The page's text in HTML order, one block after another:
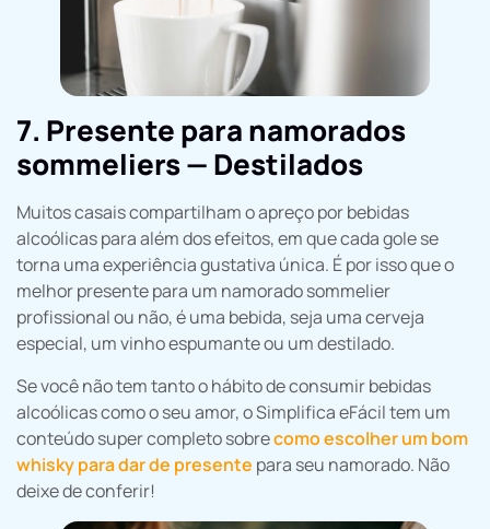
7. Presente para namorados
sommeliers — Destilados
Muitos casais compartilham o apreço por bebidas
alcoólicas para além dos efeitos, em que cada gole se
torna uma experiência gustativa única. É por isso que o
melhor presente para um namorado sommelier
profissional ou não, é uma bebida, seja uma cerveja
especial, um vinho espumante ou um destilado.
Se você não tem tanto o hábito de consumir bebidas
alcoólicas como o seu amor, o Simplifica eFácil tem um
conteúdo super completo sobrecomo escolher um bom
whisky para dar de presente para seu namorado. Não
deixe de conferir!